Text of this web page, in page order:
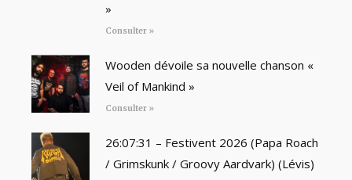
»
Consulter »
Wooden dévoile sa nouvelle chanson «
Veil of Mankind »
Consulter »
26:07:31 – Festivent 2026 (Papa Roach
/ Grimskunk / Groovy Aardvark) (Lévis)